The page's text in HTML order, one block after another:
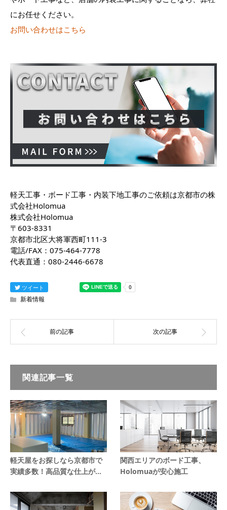
にお任せください。
お問い合わせはこちら
軽天工事・ボード工事・内装下地工事のご依頼は京都市の株
式会社Holomua
株式会社Holomua
〒603-8331
京都市北区大将軍西町111-3
電話/FAX：075-464-7778
代表直通：080-2446-6678
ツイート
新着情報
関連記事一覧
軽天屋をお探しなら京都市で
実績多数！高品質な仕上が...
関西エリアのボード工事、
Holomuaが安心施工